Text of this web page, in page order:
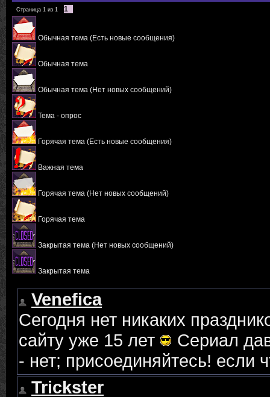
Страница 1 из 1 1
Обычная тема (Есть новые сообщения)
Обычная тема
Обычная тема (Нет новых сообщений)
Тема - опрос
Горячая тема (Есть новые сообщения)
Важная тема
Горячая тема (Нет новых сообщений)
Горячая тема
Закрытая тема (Нет новых сообщений)
Закрытая тема